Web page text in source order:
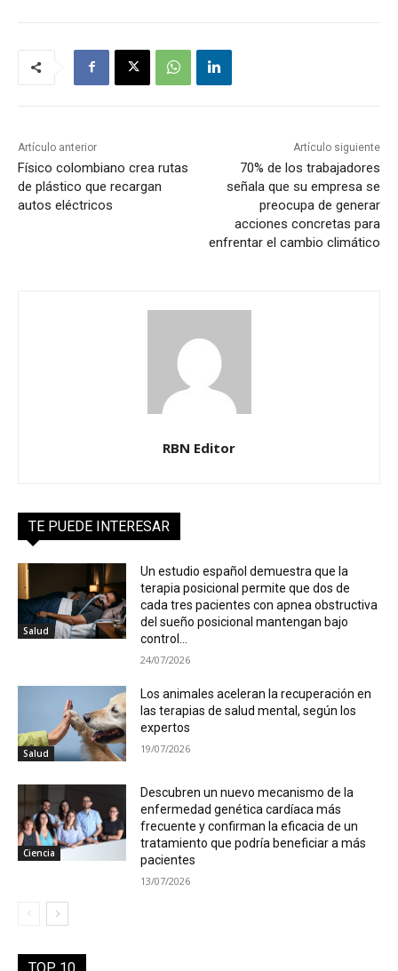
Artículo anterior
Físico colombiano crea rutas
de plástico que recargan
autos eléctricos
Artículo siguiente
70% de los trabajadores
señala que su empresa se
preocupa de generar
acciones concretas para
enfrentar el cambio climático
RBN Editor
TE PUEDE INTERESAR
Salud
Un estudio español demuestra que la
terapia posicional permite que dos de
cada tres pacientes con apnea obstructiva
del sueño posicional mantengan bajo
control...
24/07/2026
Salud
Los animales aceleran la recuperación en
las terapias de salud mental, según los
expertos
19/07/2026
Ciencia
Descubren un nuevo mecanismo de la
enfermedad genética cardíaca más
frecuente y confirman la eficacia de un
tratamiento que podría beneficiar a más
pacientes
13/07/2026